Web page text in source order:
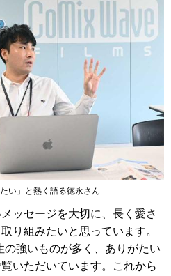
ッセージを大切に、長く愛さ
り組みたいと思っています。
強いものが多く、ありがたい
いただいています。これから
い」と熱く語る徳永さん